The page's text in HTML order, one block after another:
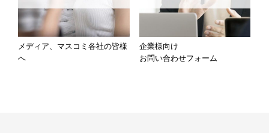
メディア、マスコミ各社の皆様
へ
企業様向け
お問い合わせフォーム